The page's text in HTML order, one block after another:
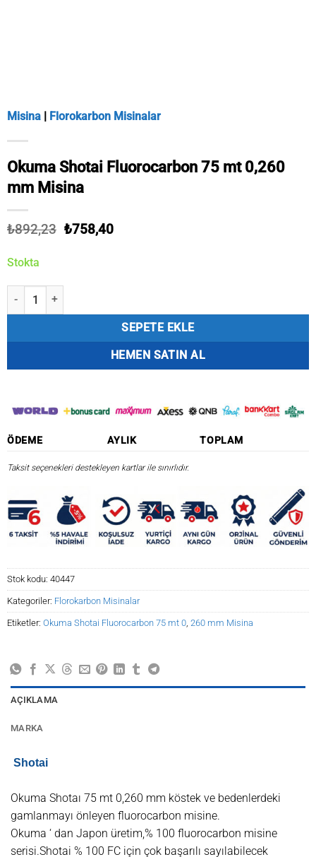
Misina | Florokarbon Misinalar
Okuma Shotai Fluorocarbon 75 mt 0,260
mm Misina
₺892,23 Orijinal
₺758,40Şu
Stokta
Okuma Shotai Fluorocarbon 75 mt 0,260 mm Misina adet
SEPETE EKLE
HEMEN SATIN AL
ÖDEME AYLIK TOPLAM
Taksit seçenekleri destekleyen kartlar ile sınırlıdır.
Stok kodu: 40447
Kategoriler: Florokarbon Misinalar
Etiketler: Okuma Shotai Fluorocarbon 75 mt 0 260 mm Misina
AÇIKLAMA
MARKA
Shotai
Okuma Shotaı 75 mt 0,260 mm köstek ve bedenlerdeki
gamlanmayı önleyen fluorocarbon misine.
Okuma ‘ dan Japon üretim,% 100 fluorocarbon misine
serisi.Shotai % 100 FC için çok başarılı sayılabilecek